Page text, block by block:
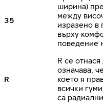
35
ширина)
между
изразено в
върху
поведение
R
R се
означава,
което я
всички
са